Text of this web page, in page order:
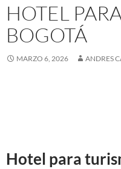
HOTEL
BOGOTÁ
MARZO 6, 2026 ANDRES
Hotel para